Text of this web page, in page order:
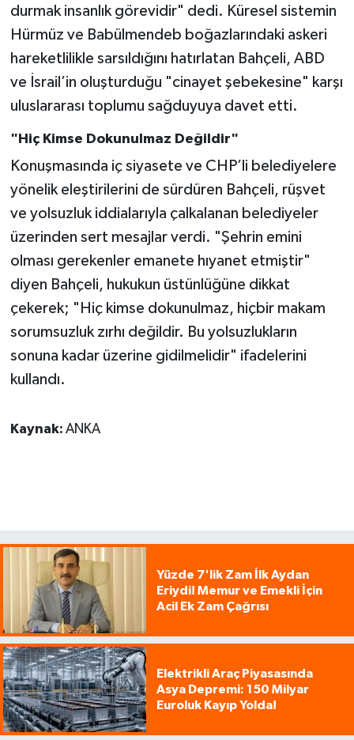
durmak insanlık görevidir" dedi. Küresel sistemin
Hürmüz ve Babülmendeb boğazlarındaki askeri
hareketlilikle sarsıldığını hatırlatan Bahçeli, ABD
ve İsrail’in oluşturduğu "cinayet şebekesine" karşı
uluslararası toplumu sağduyuya davet etti.
"Hiç Kimse Dokunulmaz Değildir"
Konuşmasında iç siyasete ve CHP’li belediyelere
yönelik eleştirilerini de sürdüren Bahçeli, rüşvet
ve yolsuzluk iddialarıyla çalkalanan belediyeler
üzerinden sert mesajlar verdi. "Şehrin emini
olması gerekenler emanete hıyanet etmiştir"
diyen Bahçeli, hukukun üstünlüğüne dikkat
çekerek; "Hiç kimse dokunulmaz, hiçbir makam
sorumsuzluk zırhı değildir. Bu yolsuzlukların
sonuna kadar üzerine gidilmelidir" ifadelerini
kullandı.
Kaynak: ANKA
Yüzde 7'lik Zam İlk Aydan
Eriydi! Memur ve Emekli İçin
Acil Ek Zam Çağrısı
Elektrikli Araç Piyasasında
Asya Depremi: 150 Milyar
Euroluk Kayıp Yolda!